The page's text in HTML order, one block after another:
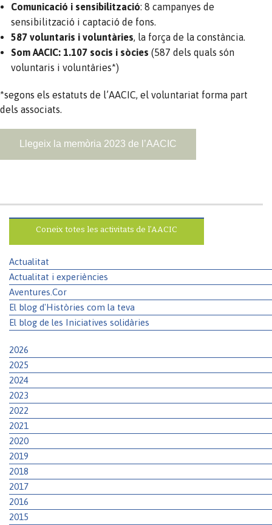
Comunicació i sensibilització: 8 campanyes de
sensibilització i captació de fons.
587 voluntaris i voluntàries , la força de la constància.
Som AACIC: 1.107 socis i sòcies (587 dels quals són
voluntaris i voluntàries*)
*segons els estatuts de l’AACIC, el voluntariat forma part
dels associats.
Llegeix la memòria 2023 de l’AACIC
Coneix totes les activitats de l’AACIC
Actualitat
Actualitat i experiències
Aventures.Cor
El blog d'Històries com la teva
El blog de les Iniciatives solidàries
2026
2025
2024
2023
2022
2021
2020
2019
2018
2017
2016
2015